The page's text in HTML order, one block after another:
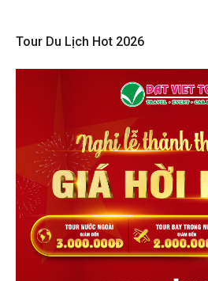
Tour Du Lịch Hot 2026